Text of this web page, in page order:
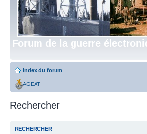
Forum de la guerre
Index du forum
AGEAT
Rechercher
RECHERCHER